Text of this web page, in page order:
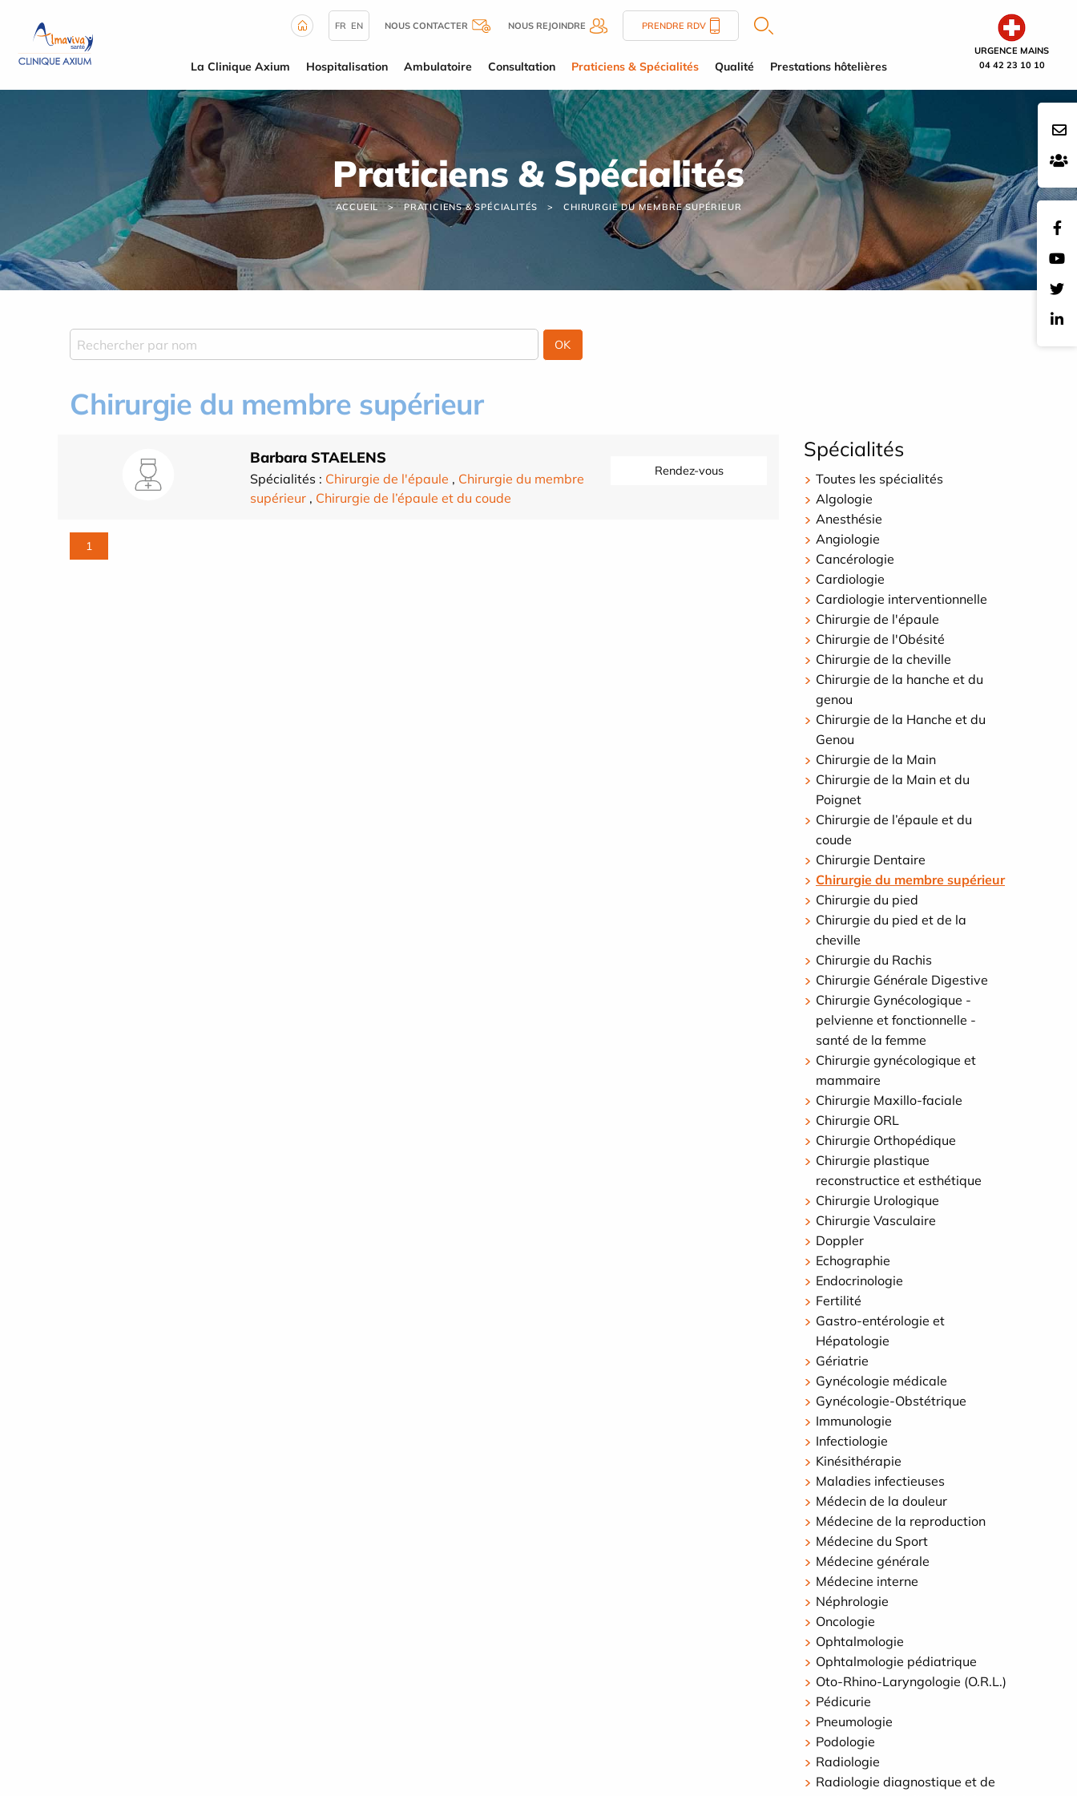
URGENCE MAINS
04 42 23 10 10
FR EN NOUS CONTACTER NOUS REJOINDRE PRENDRE RDV
La Clinique Axium Hospitalisation Ambulatoire Consultation Praticiens & Spécialités Qualité Prestations hôtelières
Praticiens & Spécialités
ACCUEIL PRATICIENS & SPÉCIALITÉS CHIRURGIE DU MEMBRE SUPÉRIEUR
Chirurgie du membre supérieur
Barbara STAELENS
Spécialités : Chirurgie de l'épaule , Chirurgie du membre
supérieur , Chirurgie de l’épaule et du coude
Rendez-vous
1
Spécialités
Toutes les spécialités
Algologie
Anesthésie
Angiologie
Cancérologie
Cardiologie
Cardiologie interventionnelle
Chirurgie de l'épaule
Chirurgie de l'Obésité
Chirurgie de la cheville
Chirurgie de la hanche et du
genou
Chirurgie de la Hanche et du
Genou
Chirurgie de la Main
Chirurgie de la Main et du
Poignet
Chirurgie de l’épaule et du
coude
Chirurgie Dentaire
Chirurgie du membre supérieur
Chirurgie du pied
Chirurgie du pied et de la
cheville
Chirurgie du Rachis
Chirurgie Générale Digestive
Chirurgie Gynécologique -
pelvienne et fonctionnelle -
santé de la femme
Chirurgie gynécologique et
mammaire
Chirurgie Maxillo-faciale
Chirurgie ORL
Chirurgie Orthopédique
Chirurgie plastique
reconstructice et esthétique
Chirurgie Urologique
Chirurgie Vasculaire
Doppler
Echographie
Endocrinologie
Fertilité
Gastro-entérologie et
Hépatologie
Gériatrie
Gynécologie médicale
Gynécologie-Obstétrique
Immunologie
Infectiologie
Kinésithérapie
Maladies infectieuses
Médecin de la douleur
Médecine de la reproduction
Médecine du Sport
Médecine générale
Médecine interne
Néphrologie
Oncologie
Ophtalmologie
Ophtalmologie pédiatrique
Oto-Rhino-Laryngologie (O.R.L.)
Pédicurie
Pneumologie
Podologie
Radiologie
Radiologie diagnostique et de